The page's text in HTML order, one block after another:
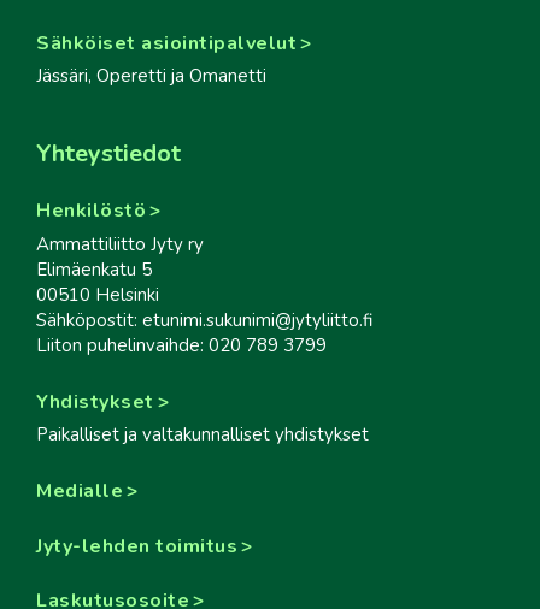
Sähköiset asiointipalvelut
Jässäri, Operetti ja Omanetti
Yhteystiedot
Henkilöstö
Ammattiliitto Jyty ry
Elimäenkatu 5
00510 Helsinki
Sähköpostit: etunimi.sukunimi@jytyliitto.fi
Liiton puhelinvaihde: 020 789 3799
Yhdistykset
Paikalliset ja valtakunnalliset yhdistykset
Medialle
Jyty-lehden toimitus
Laskutusosoite